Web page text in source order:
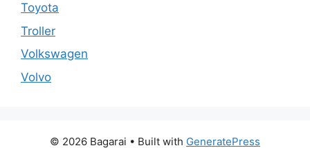
Toyota
Troller
Volkswagen
Volvo
© 2026 Bagarai • Built with GeneratePress